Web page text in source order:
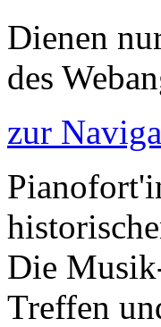
Dienen
des
zur
Die
Treffen